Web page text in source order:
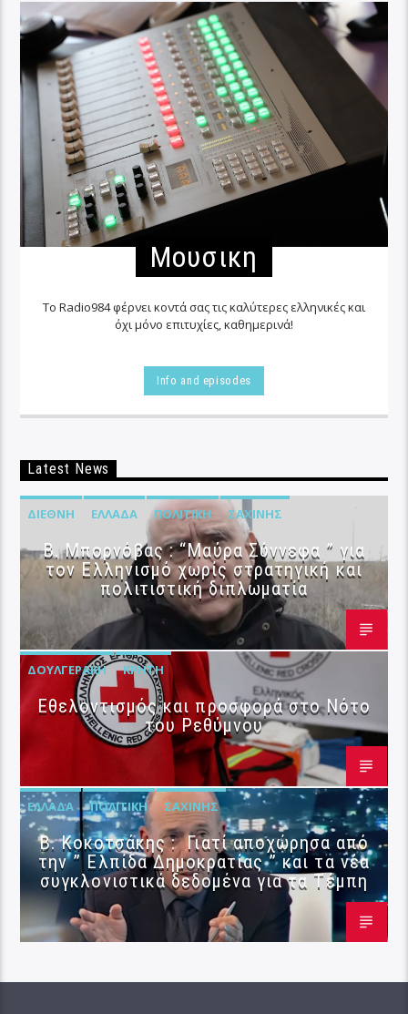
Μουσικη
Το Radio984 φέρνει κοντά σας τις καλύτερες ελληνικές και
όχι μόνο επιτυχίες, καθημερινά!
Info and episodes
Latest News
ΔΙΕΘΝΉ ΕΛΛΆΔΑ ΠΟΛΙΤΙΚΉ ΣΑΧΊΝΗΣ
B. Μπορνόβας : “Μαύρα Σύννεφα ” για
τον Ελληνισμό χωρίς στρατηγική και
πολιτιστική διπλωματία
ΔΟΥΛΓΕΡΆΚΗ ΚΡΉΤΗ
Εθελοντισμός και προσφορά στο Νότο
του Ρεθύμνου
ΕΛΛΆΔΑ ΠΟΛΙΤΙΚΉ ΣΑΧΊΝΗΣ
Β. Κοκοτσάκης : Γιατί αποχώρησα από
την ” Ελπίδα Δημοκρατίας ” και τα νέα
συγκλονιστικά δεδομένα για τα Τέμπη